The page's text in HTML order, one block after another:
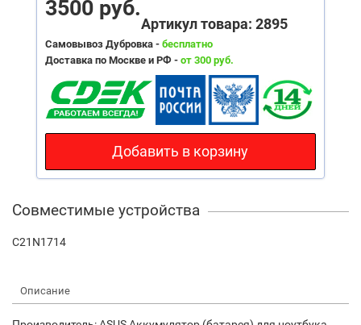
3500 руб.
Артикул товара: 2895
Самовывоз Дубровка - бесплатно
Доставка по Москве и РФ - от 300 руб.
Добавить в корзину
Совместимые устройства
C21N1714
Описание